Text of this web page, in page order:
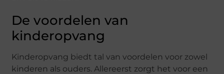
De voordelen van
kinderopvang
Kinderopvang biedt tal van voordelen voor zowel
kinderen als ouders. Allereerst zorgt het voor een